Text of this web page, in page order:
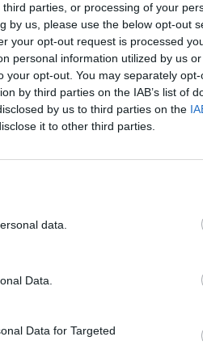
parties, or processing of your
by us, please use the below opt-out
your opt-out request is processed
personal information utilized by us
your opt-out. You may separately
by third parties on the IAB’s list of
by us to third parties on the
it to other third parties.
data.
Data.
Data for Targeted
km/h. Si tratta
debitamente
di 3 litri da
di 550 Nm,
priva dell'asse
sulla FX Sport, la
Lo schema della
a Come States?